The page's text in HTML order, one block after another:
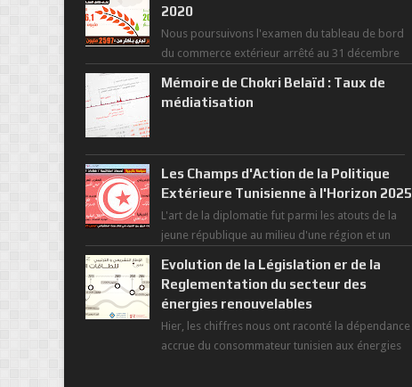
2020
Nous poursuivons l'examen du tableau de bord
du commerce extérieur arrêté au 31 décembre
man...
Mémoire de Chokri Belaïd : Taux de
médiatisation
Les Champs d'Action de la Politique
Extérieure Tunisienne à l'Horizon 2025
L'art de la diplomatie fut parmi les atouts de la
jeune république au milieu d'une région et un
Evolution de la Législation er de la
Reglementation du secteur des
énergies renouvelables
Hier, les chiffres nous ont raconté la dépendance
accrue du consommateur tunisien aux énergies